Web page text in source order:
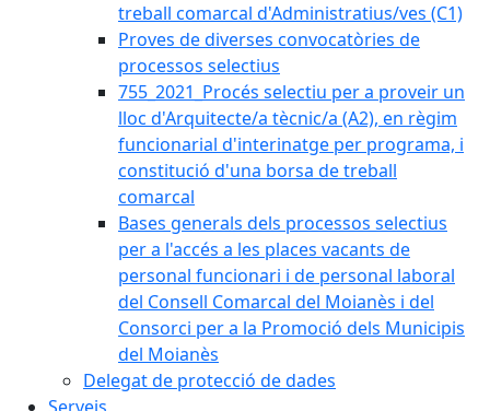
treball comarcal d'Administratius/ves (C1)
Proves de diverses convocatòries de
processos selectius
755_2021_Procés selectiu per a proveir un
lloc d'Arquitecte/a tècnic/a (A2), en règim
funcionarial d'interinatge per programa, i
constitució d'una borsa de treball
comarcal
Bases generals dels processos selectius
per a l'accés a les places vacants de
personal funcionari i de personal laboral
del Consell Comarcal del Moianès i del
Consorci per a la Promoció dels Municipis
del Moianès
Delegat de protecció de dades